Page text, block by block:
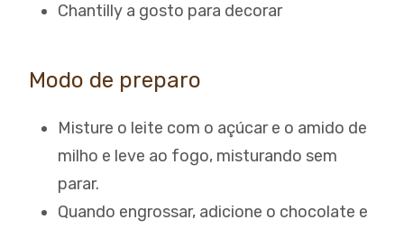
Chantilly a gosto para decorar
Modo de preparo
Misture o leite com o açúcar e o amido de
milho e leve ao fogo, misturando sem
parar.
Quando engrossar, adicione o chocolate e